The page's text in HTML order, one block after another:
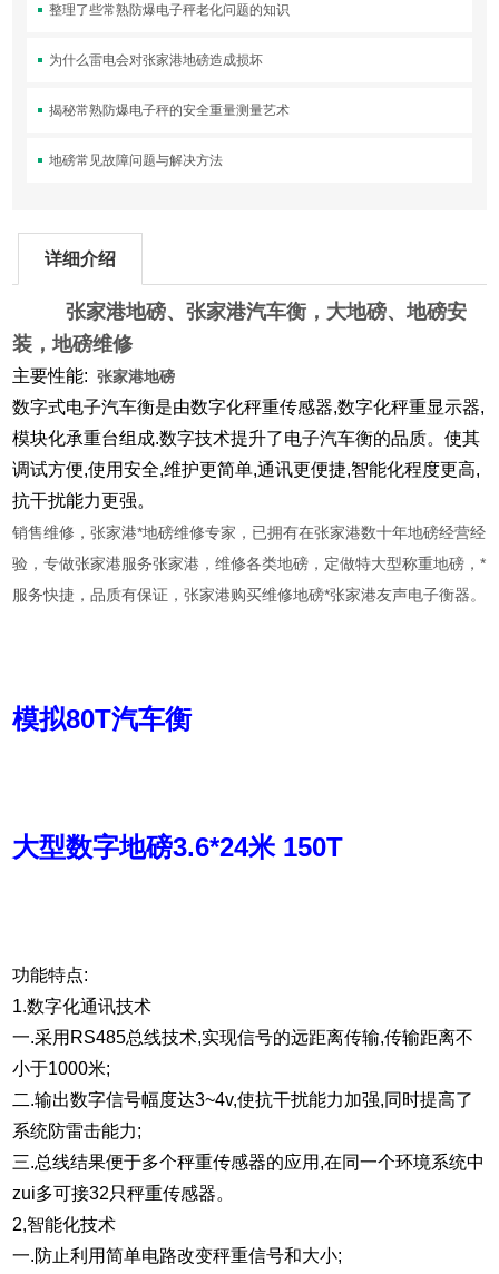
整理了些常熟防爆电子秤老化问题的知识
为什么雷电会对张家港地磅造成损坏
揭秘常熟防爆电子秤的安全重量测量艺术
地磅常见故障问题与解决方法
详细介绍
张家港地磅、张家港汽车衡，大地磅、地磅安
装，地磅维修
主要性能:张家港地磅
数字式电子汽车衡是由数字化秤重传感器,数字化秤重显示器,
模块化承重台组成.数字技术提升了电子汽车衡的品质。使其
调试方便,使用安全,维护更简单,通讯更便捷,智能化程度更高,
抗干扰能力更强。
销售维修，张家港*地磅维修专家，已拥有在张家港数十年地磅经营经
验，专做张家港服务张家港，维修各类地磅，定做特大型称重地磅，*
服务快捷，品质有保证，张家港购买维修地磅*张家港友声电子衡器。
模拟80T汽车衡
大型数字地磅3.6*24米 150T
功能特点:
1.数字化通讯技术
一.采用RS485总线技术,实现信号的远距离传输,传输距离不
小于1000米;
二.输出数字信号幅度达3~4v,使抗干扰能力加强,同时提高了
系统防雷击能力;
三.总线结果便于多个秤重传感器的应用,在同一个环境系统中
zui多可接32只秤重传感器。
2,智能化技术
一.防止利用简单电路改变秤重信号和大小;